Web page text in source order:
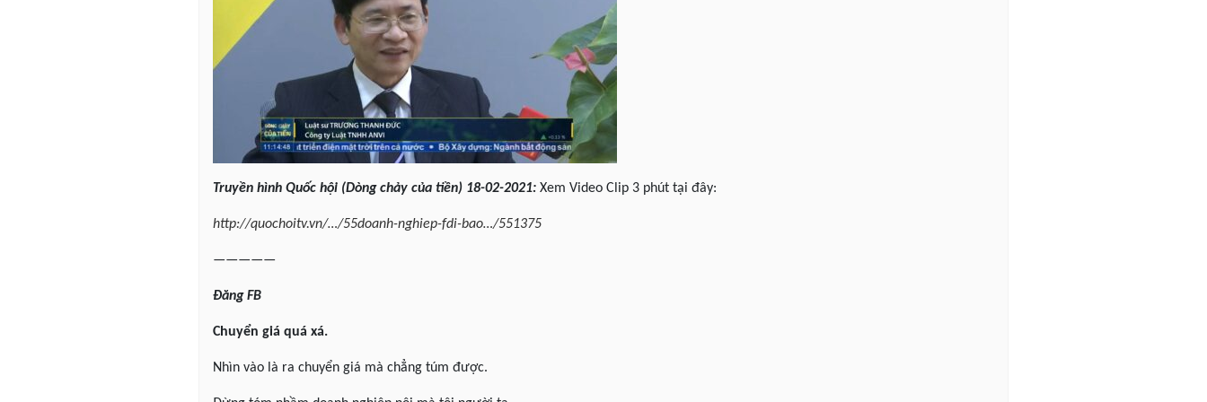
Truyền hình Quốc hội (Dòng chảy của tiền) 18-02-2021: Xem Video Clip 3 phút tại đây:
http://quochoitv.vn/…/55doanh-nghiep-fdi-bao…/551375
—————
ĐăngFB
Chuyển giá quá xá.
Nhìn vào là ra chuyển giá mà chẳng túm được.